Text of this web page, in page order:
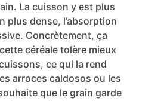
aussi des riz de très
cultivés à une altitude
cette céréale: entre
C’est la seule
arrocera de
Europe.
géographique